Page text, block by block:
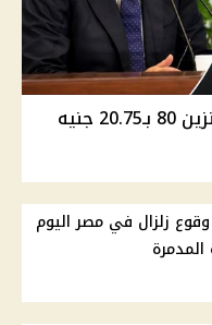
أسعار الوقود في مصر اليوم .. بنزين 80 بـ20.75 جنيه
زلزال في مصر اليوم